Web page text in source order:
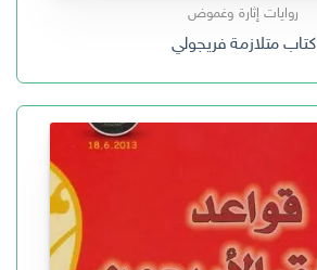
روايات إثارة وغموض
كتاب متلازمة فريجولي